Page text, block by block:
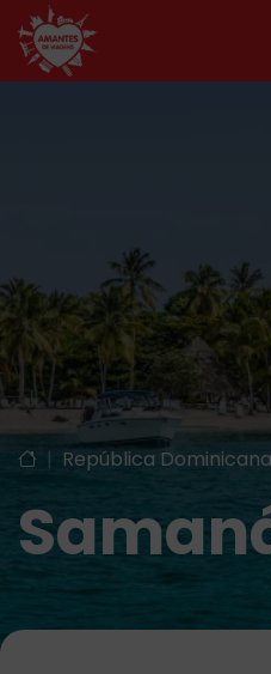
| República Dominicana